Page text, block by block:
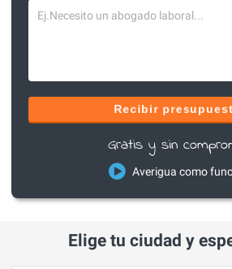
Recibir
Gratis y sin
Averigua como
Elige tu ciudad y